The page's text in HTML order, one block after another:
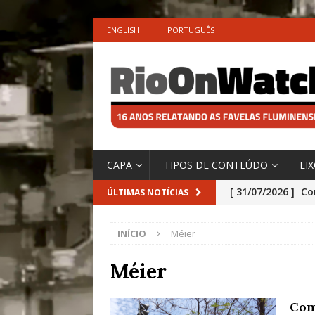
ENGLISH PORTUGUÊS
CAPA TIPOS DE CONTEÚDO
ÚLTIMAS NOTÍCIAS [ 31/07/2026 ]
Especial do IPCC
INÍCIO Méier
Méier